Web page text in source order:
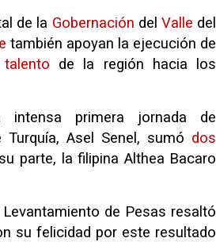
de la Gobernación delValle del
también apoyan la ejecución de
talento de la región hacia los
intensa primera jornada de
Asel Senel, sumó dos
parte, la filipina Althea Bacaro
Levantamiento de Pesas resaltó
su felicidad por este resultado